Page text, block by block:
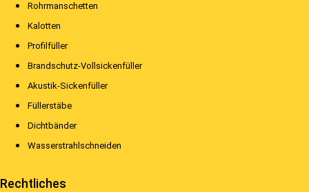
Rohrmanschetten
Kalotten
Profilfüller
Brandschutz-Vollsickenfüller
Akustik-Sickenfüller
Füllerstäbe
Dichtbänder
Wasserstrahlschneiden
Rechtliches